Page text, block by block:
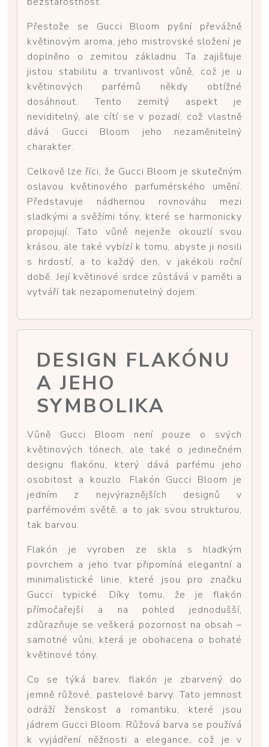
Přestože se Gucci Bloom pyšní převážně
květinovým aroma, jeho mistrovské složení je
doplněno o zemitou základnu. Ta zajišťuje
jistou stabilitu a trvanlivost vůně, což je u
květinových parfémů někdy obtížné
dosáhnout. Tento zemitý aspekt je
neviditelný, ale cítí se v pozadí, což vlastně
dává Gucci Bloom jeho nezaměnitelný
charakter.
Celkově lze říci, že Gucci Bloom je skutečným
oslavou květinového parfumérského umění.
Představuje nádhernou rovnováhu mezi
sladkými a svěžími tóny, které se harmonicky
propojují. Tato vůně nejenže okouzlí svou
krásou, ale také vybízí k tomu, abyste ji nosili
s hrdostí, a to každý den, v jakékoli roční
době. Její květinové srdce zůstává v paměti a
vytváří tak nezapomenutelný dojem.
DESIGN FLAKÓNU
A JEHO
SYMBOLIKA
Vůně Gucci Bloom není pouze o svých
květinových tónech, ale také o jedinečném
designu flakónu, který dává parfému jeho
osobitost a kouzlo. Flakón Gucci Bloom je
jedním z nejvýraznějších designů v
parfémovém světě, a to jak svou strukturou,
tak barvou.
Flakón je vyroben ze skla s hladkým
povrchem a jeho tvar připomíná elegantní a
minimalistické linie, které jsou pro značku
Gucci typické. Díky tomu, že je flakón
přímočařejší a na pohled jednodušší,
zdůrazňuje se veškerá pozornost na obsah –
samotné vůni, která je obohacena o bohaté
květinové tóny.
Co se týká barev, flakón je zbarvený do
jemně růžové, pastelové barvy. Tato jemnost
odráží ženskost a romantiku, které jsou
jádrem Gucci Bloom. Růžová barva se používá
k vyjádření něžnosti a elegance, což je v